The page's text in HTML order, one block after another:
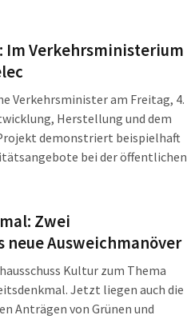
in Anfragen formuliert.
Im Verkehrsministerium
Verkehrsminister am Freitag, 4.
Herstellung und dem
demonstriert beispielhaft
bei der öffentlichen
Grünen-Fraktion ihre Meldung zu
belegt. Nix da mit
Zwei
Ausweichmanöver
Kultur zum Thema
Jetzt liegen auch die
Anträgen von Grünen und